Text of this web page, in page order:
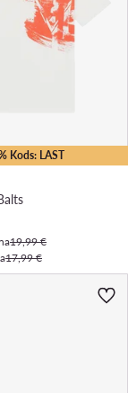
Kods: LAST
19,99 €
17,99 €